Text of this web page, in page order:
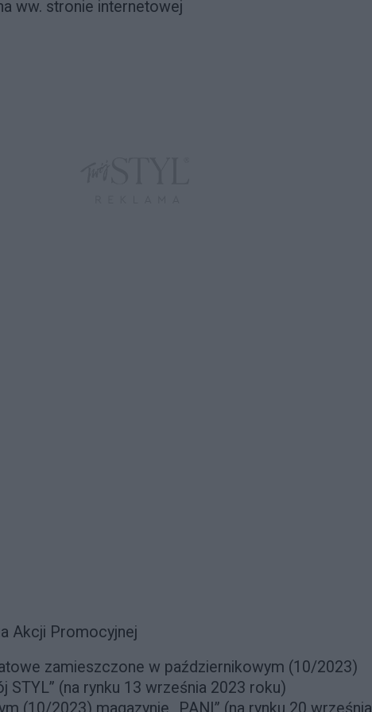
ww. stronie internetowej
Akcji Promocyjnej
zamieszczone w październikowym (10/2023)
STYL” (na rynku 13 września 2023 roku)